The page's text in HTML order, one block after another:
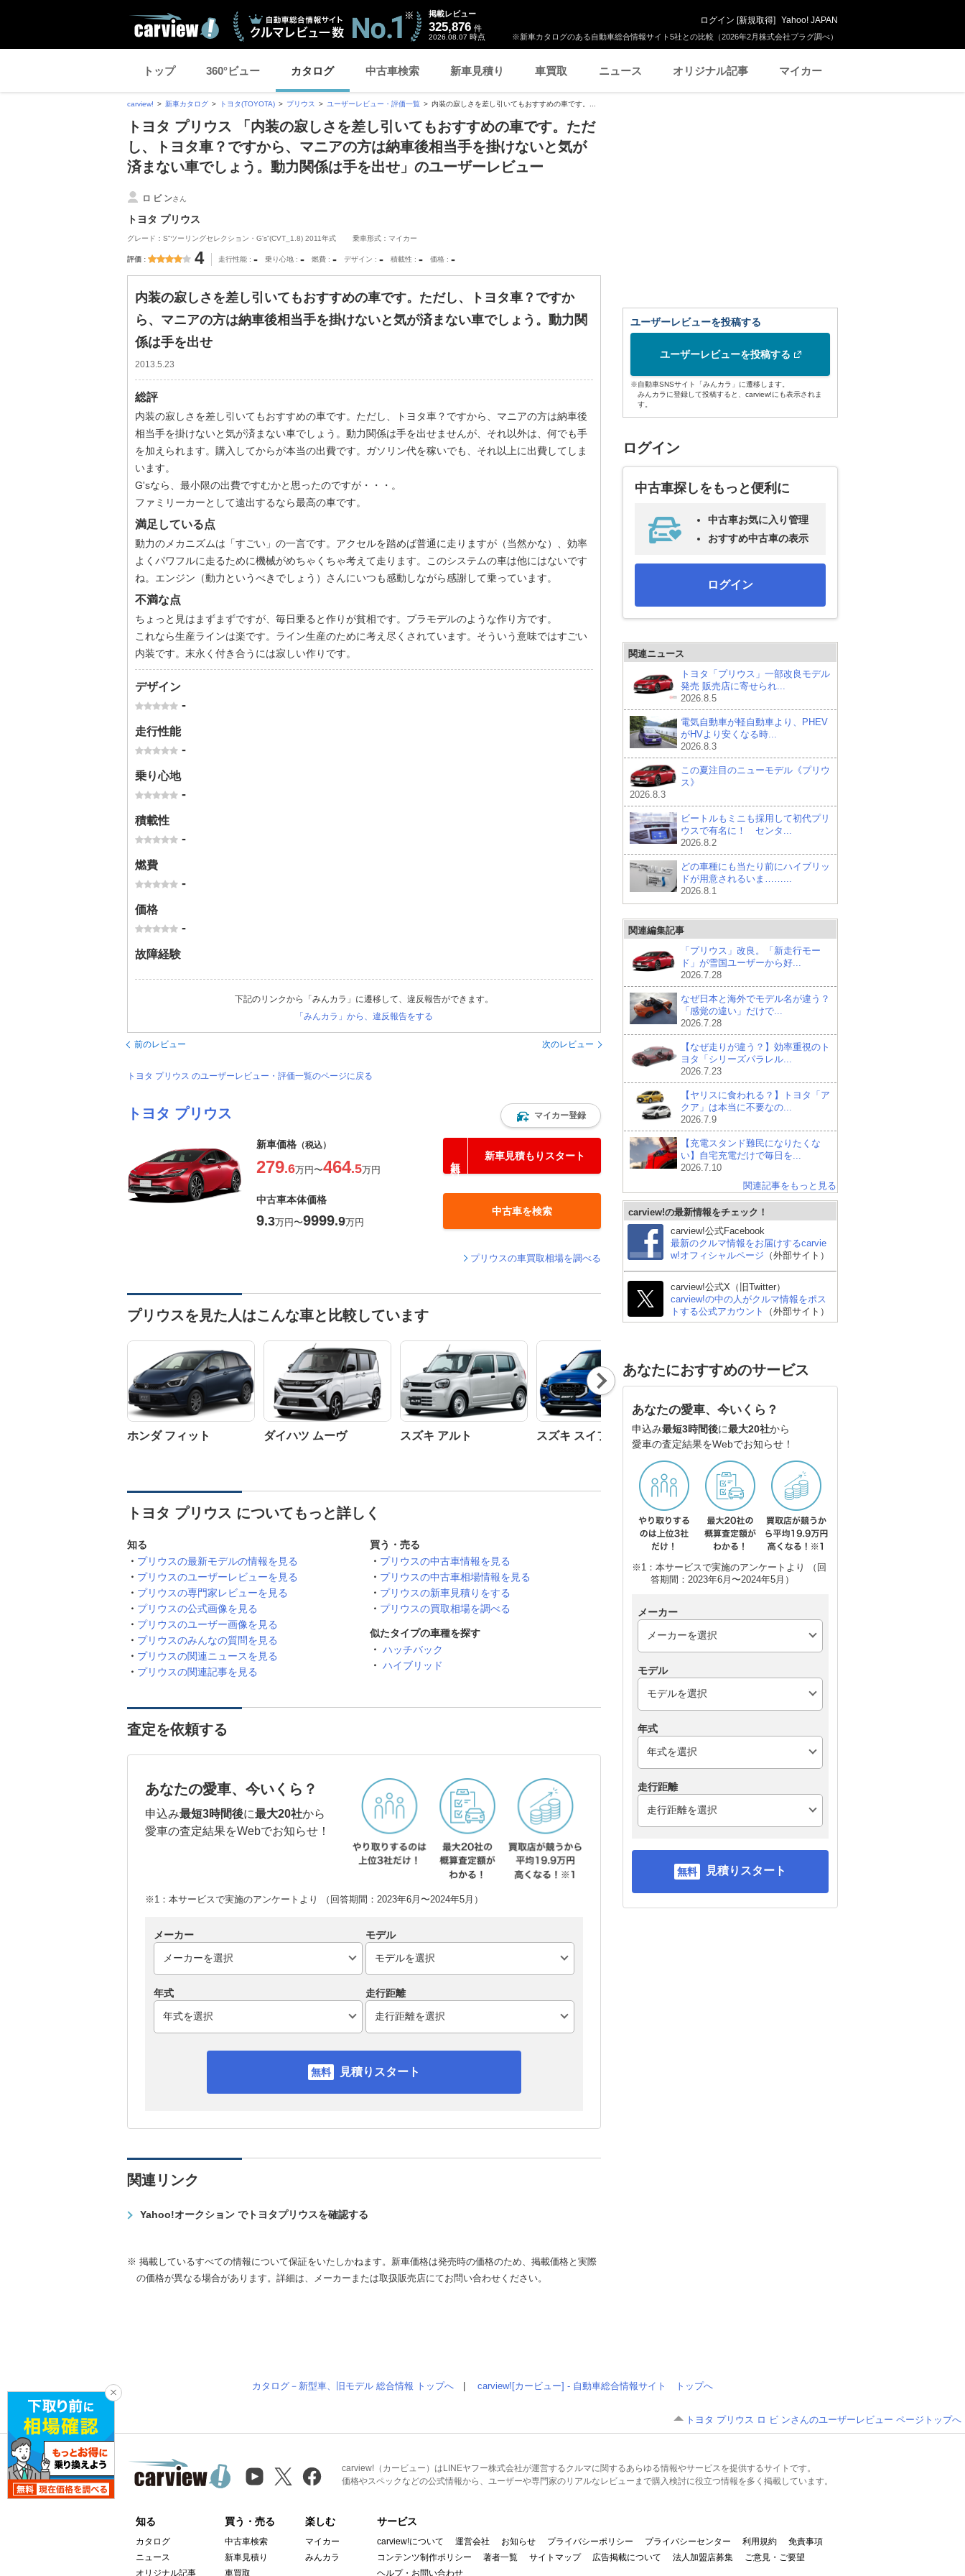
※新車カタログのある自動車総合情報サイト5社との比較（2026年2月株式会社プラグ調べ）
掲載レビュー
325,876 件
2026.08.07 時点
ログイン [新規取得] Yahoo! JAPAN
トップ 360°ビュー カタログ 中古車検索 新車見積り 車買取 ニュース オリジナル記事 マイカー
carview! 新車カタログ トヨタ(TOYOTA) プリウス ユーザーレビュー・評価一覧 内装の寂しさを差し引いてもおすすめの車です。...
トヨタ プリウス 「内装の寂しさを差し引いてもおすすめの車です。ただ
し、トヨタ車？ですから、マニアの方は納車後相当手を掛けないと気が
済まない車でしょう。動力関係は手を出せ」のユーザーレビュー
ロ ビ ンさん
トヨタ プリウス
グレード：S“ツーリングセレクション・G's”(CVT_1.8) 2011年式 乗車形式：マイカー
評価 4 走行性能 - 乗り心地 - 燃費 - デザイン - 積載性 - 価格 -
内装の寂しさを差し引いてもおすすめの車です。ただし、トヨタ車？ですか
ら、マニアの方は納車後相当手を掛けないと気が済まない車でしょう。動力関
係は手を出せ
2013.5.23
総評
内装の寂しさを差し引いてもおすすめの車です。ただし、トヨタ車？ですから、マニアの方は納車後
相当手を掛けないと気が済まない車でしょう。動力関係は手を出せませんが、それ以外は、何でも手
を加えられます。購入してからが本当の出費です。ガソリン代を稼いでも、それ以上に出費してしま
います。
G'sなら、最小限の出費ですむかと思ったのですが・・・。
ファミリーカーとして遠出するなら最高の車です。
満足している点
動力のメカニズムは「すごい」の一言です。アクセルを踏めば普通に走りますが（当然かな）、効率
よくパワフルに走るために機械がめちゃくちゃ考えて走ります。このシステムの車は他にはないです
ね。エンジン（動力というべきでしょう）さんにいつも感動しながら感謝して乗っています。
不満な点
ちょっと見はまずまずですが、毎日乗ると作りが貧相です。プラモデルのような作り方です。
これなら生産ラインは楽です。ライン生産のために考え尽くされています。そういう意味ではすごい
内装です。末永く付き合うには寂しい作りです。
デザイン
-
走行性能
-
乗り心地
-
積載性
-
燃費
-
価格
-
故障経験
下記のリンクから「みんカラ」に遷移して、違反報告ができます。
「みんカラ」から、違反報告をする
前のレビュー 次のレビュー
トヨタ プリウス のユーザーレビュー・評価一覧のページに戻る
トヨタ プリウス マイカー登録
新車価格 （税込）
279.6万円〜464.5万円
新車見積もりスタート
中古車本体価格
9.3万円〜9999.9万円
中古車を検索
プリウスの車買取相場を調べる
プリウスを見た人はこんな車と比較しています
ホンダ フィット ダイハツ ムーヴ スズキ アルト スズキ スイフト ダイハツ ミライース
Nex
t
トヨタ プリウス についてもっと詳しく
知る
プリウスの最新モデルの情報を見る
プリウスのユーザーレビューを見る
プリウスの専門家レビューを見る
プリウスの公式画像を見る
プリウスのユーザー画像を見る
プリウスのみんなの質問を見る
プリウスの関連ニュースを見る
プリウスの関連記事を見る
買う・売る
プリウスの中古車情報を見る
プリウスの中古車相場情報を見る
プリウスの新車見積りをする
プリウスの買取相場を調べる
似たタイプの車種を探す
ハッチバック
ハイブリッド
査定を依頼する
あなたの愛車、今いくら？
申込み最短3時間後に最大20社から
愛車の査定結果をWebでお知らせ！
※1：本サービスで実施のアンケートより （回答期間：2023年6月〜2024年5月）
メーカー モデル
年式 走行距離
見積りスタート
関連リンク
Yahoo!オークション でトヨタプリウスを確認する
※ 掲載しているすべての情報について保証をいたしかねます。新車価格は発売時の価格のため、掲載価格と実際
の価格が異なる場合があります。詳細は、メーカーまたは取扱販売店にてお問い合わせください。
ユーザーレビューを投稿する
ユーザーレビューを投稿する
※自動車SNSサイト「みんカラ」に遷移します。
みんカラに登録して投稿すると、carview!にも表示されま
す。
ログイン
中古車探しをもっと便利に
中古車お気に入り管理
おすすめ中古車の表示
ログイン
関連ニュース
トヨタ「プリウス」一部改良モデル
発売 販売店に寄せられ...
2026.8.5
電気自動車が軽自動車より、PHEV
がHVより安くなる時...
2026.8.3
この夏注目のニューモデル《プリウ
ス》
2026.8.3
ビートルもミニも採用して初代プリ
ウスで有名に！ センタ...
2026.8.2
どの車種にも当たり前にハイブリッ
ドが用意されるいま……...
2026.8.1
関連編集記事
「プリウス」改良。「新走行モー
ド」が雪国ユーザーから好...
2026.7.28
なぜ日本と海外でモデル名が違う？
「感覚の違い」だけで...
2026.7.28
【なぜ走りが違う？】効率重視のト
ヨタ「シリーズパラレル...
2026.7.23
【ヤリスに食われる？】トヨタ「ア
クア」は本当に不要なの...
2026.7.9
【充電スタンド難民になりたくな
い】自宅充電だけで毎日を...
2026.7.10
関連記事をもっと見る
carview!の最新情報をチェック！
carview!公式Facebook
最新のクルマ情報をお届けするcarvie
w!オフィシャルページ （外部サイト）
carview!公式X（旧Twitter）
carview!の中の人がクルマ情報をポス
トする公式アカウント
（外部サイト）
あなたにおすすめのサービス
あなたの愛車、今いくら？
申込み最短3時間後に最大20社から
愛車の査定結果をWebでお知らせ！
※1：本サービスで実施のアンケートより （回
答期間：2023年6月〜2024年5月）
メーカー
モデル
年式
走行距離
見積りスタート
カタログ－新型車、旧モデル 総合情報 トップへ carview![カービュー] - 自動車総合情報サイト トップへ
トヨタ プリウス ロ ビ ンさんのユーザーレビュー ページトップへ
carview!（カービュー）はLINEヤフー株式会社が運営するクルマに関するあらゆる情報やサービスを提供するサイトです。
価格やスペックなどの公式情報から、ユーザーや専門家のリアルなレビューまで購入検討に役立つ情報を多く掲載しています。
知る
カタログ
ニュース
オリジナル記事
買う・売る
中古車検索
新車見積り
車買取
楽しむ
マイカー
みんカラ
サービス
carview!について 運営会社 お知らせ プライバシーポリシー プライバシーセンター 利用規約
免責事項
コンテンツ制作ポリシー
著者一覧 サイトマップ 広告掲載について 法人加盟店募集
ご意見・ご要望
ヘルプ・お問い合わせ